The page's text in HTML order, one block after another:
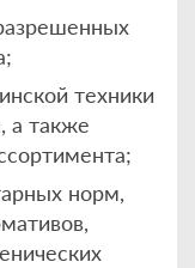
техники
а также
норм,